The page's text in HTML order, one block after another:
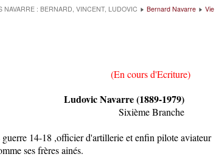
NAVARRE : BERNARD, VINCENT, LUDOVIC Bernard Navarre
Vie
d'Ecriture)
(1889-1979)
Branche
14-18 ,officier d'artillerie et enfin pilote aviateur
ses frères ainés.